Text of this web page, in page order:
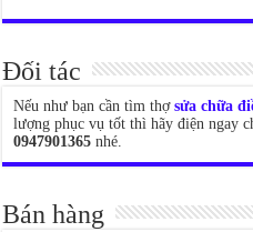
Đối tác
Nếu như bạn cần tìm thợsửa chữa
lượng phục vụ tốt thì hãy điện ngay
0947901365 nhé.
Bán hàng